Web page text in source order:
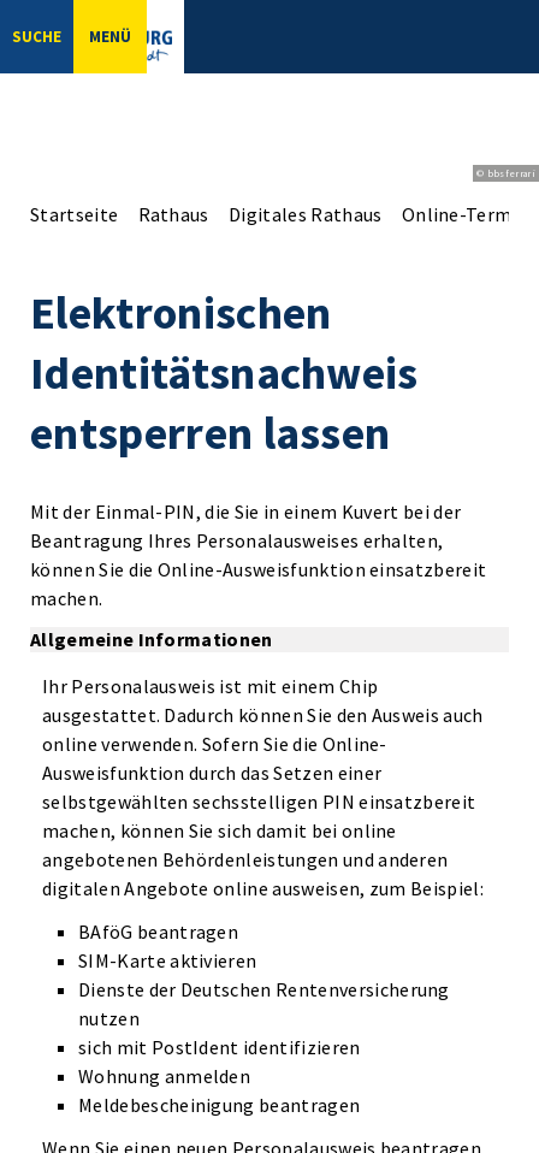
SUCHE MENÜ
© bbsferrari
Startseite Rathaus Digitales Rathaus Online-
Elektronischen
Identitätsnachweis
entsperren lassen
Mit der Einmal-PIN, die Sie in einem Kuvert bei der
Beantragung Ihres Personalausweises erhalten,
können Sie die Online-Ausweisfunktion einsatzbereit
machen.
Allgemeine Informationen
Ihr Personalausweis ist mit einem Chip
ausgestattet. Dadurch können Sie den Ausweis auch
online verwenden. Sofern Sie die Online-
Ausweisfunktion durch das Setzen einer
selbstgewählten sechsstelligen PIN einsatzbereit
machen, können Sie sich damit bei online
angebotenen Behördenleistungen und anderen
digitalen Angebote online ausweisen, zum Beispiel:
BAföG beantragen
SIM-Karte aktivieren
Dienste der Deutschen Rentenversicherung
nutzen
sich mit PostIdent identifizieren
Wohnung anmelden
Meldebescheinigung beantragen
Wenn Sie einen neuen Personalausweis beantragen